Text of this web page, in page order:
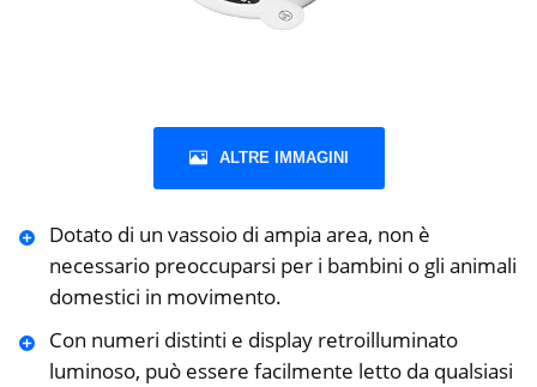
ALTRE IMMAGINI
Dotato di un vassoio di ampia area, non è
necessario preoccuparsi per i bambini o gli animali
domestici in movimento.
Con numeri distinti e display retroilluminato
luminoso, può essere facilmente letto da qualsiasi